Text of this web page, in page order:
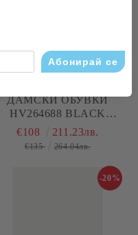
ДАМСКИ ОБУВКИ
HV264688 BLACK
HISPANITAS
€108 211.23лв.
€135 264.04лв.
-20%